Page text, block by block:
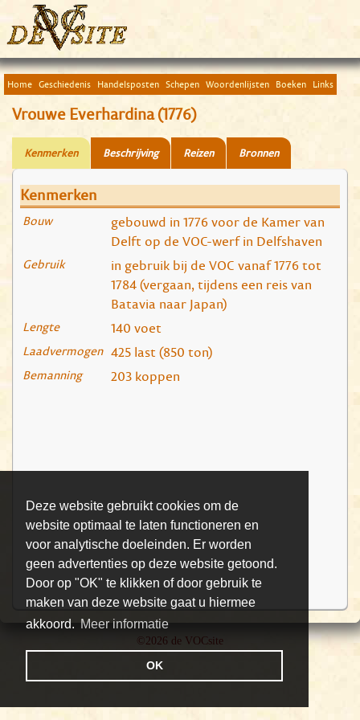
Deze website gebruikt cookies om de
website optimaal te laten functioneren en
voor analytische doeleinden. Er worden
geen advertenties op deze website getoond.
Door op "OK" te klikken of door gebruik te
maken van deze website gaat u hiermee
akkoord. Meer informatie
OK
Home Geschiedenis Handelsposten Schepen Woordenlijsten Boeken Links
Vrouwe Everhardina (1776)
Kenmerken Beschrijving Reizen Bronnen
Kenmerken
Bouw
gebouwd in 1776 voor de Kamer van
Delft op de VOC-werf in Delfshaven
Gebruik
in gebruik bij de VOC vanaf 1776 tot
1784 (vergaan, tijdens een reis van
Batavia naar Japan)
Lengte 140 voet
Laadvermogen 425 last (850 ton)
Bemanning 203 koppen
©2026 de VOCsite